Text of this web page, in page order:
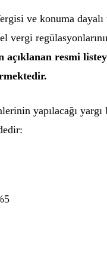
ve konuma dayalı
vergi
açıklanan resmi
yapılacağı